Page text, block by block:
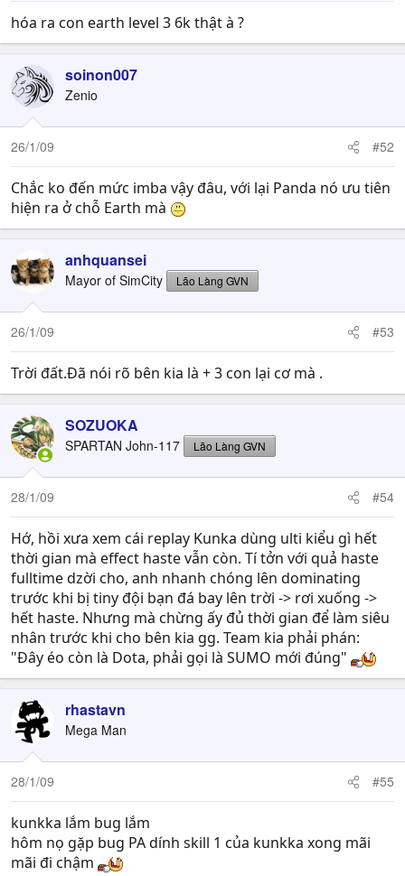
hóa ra con earth level 3 6k thật à ?
soinon007
Zenio
26/1/09 #52
Chắc ko đến mức imba vậy đâu, với lại Panda nó ưu tiên
hiện ra ở chỗ Earth mà
anhquansei
Mayor of SimCity Lão Làng GVN
26/1/09 #53
Trời đất.Đã nói rõ bên kia là + 3 con lại cơ mà .
SOZUOKA
SPARTAN John-117 Lão Làng GVN
28/1/09 #54
Hớ, hồi xưa xem cái replay Kunka dùng ulti kiểu gì hết
thời gian mà effect haste vẫn còn. Tí tởn với quả haste
fulltime dzời cho, anh nhanh chóng lên dominating
trước khi bị tiny đội bạn đá bay lên trời -> rơi xuống ->
hết haste. Nhưng mà chừng ấy đủ thời gian để làm siêu
nhân trước khi cho bên kia gg. Team kia phải phán:
"Đây éo còn là Dota, phải gọi là SUMO mới đúng"
rhastavn
Mega Man
28/1/09 #55
kunkka lắm bug lắm
hôm nọ gặp bug PA dính skill 1 của kunkka xong mãi
mãi đi chậm